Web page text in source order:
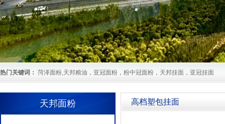
热门关键词： 菏泽面粉,天邦粮油，亚冠面粉，粉中冠面粉，天邦挂面，亚冠挂面
天邦面粉 高档塑包挂面